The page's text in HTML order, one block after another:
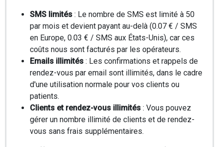
SMS limités : Le nombre de SMS est limité à 50
par mois et devient payant au-delà (0.07 € / SMS
en Europe, 0.03 € / SMS aux États-Unis), car ces
coûts nous sont facturés par les opérateurs.
Emails illimités : Les confirmations et rappels de
rendez-vous par email sont illimités, dans le cadre
d'une utilisation normale pour vos clients ou
patients.
Clients et rendez-vous illimités : Vous pouvez
gérer un nombre illimité de clients et de rendez-
vous sans frais supplémentaires.